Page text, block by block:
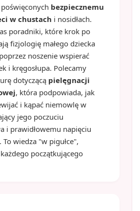
bezpiecznemu
w chustach i nosidłach.
poradniki, które krok po
fizjologię małego dziecka
noszenie wspierać
i kręgosłupa. Polecamy
dotyczącą pielęgnacji
, która podpowiada, jak
i kąpać niemowlę w
jego poczuciu
i prawidłowemu napięciu
wiedza "w pigułce",
początkującego